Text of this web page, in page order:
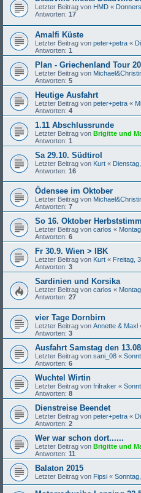
Letzter Beitrag von HMD «
Antworten: 17
Amalfi Küste
Letzter Beitrag von peter+petra «
Antworten: 1
Plan - Griechenland Tour
Letzter Beitrag von
Antworten: 5
Heutige Ausfahrt
Letzter Beitrag von peter+petra «
Antworten: 4
1.11 Abschlussrunde
Letzter Beitrag von Brigitte und
Antworten: 1
Sa 29.10. Südtirol
Letzter Beitrag von Kurt «
Antworten: 16
Ödensee im Oktober
Letzter Beitrag von
Antworten: 7
So 16. Oktober
Letzter Beitrag von carlos «
Antworten: 6
Fr 30.9. Wien > IBK
Letzter Beitrag von Kurt « Freitag,
Antworten: 3
Sardinien und Korsika
Letzter Beitrag von carlos «
Antworten: 27
vier Tage Dornbirn
Letzter Beitrag von Annette & Maxl
Antworten: 3
Ausfahrt Samstag den
Letzter Beitrag von sani_08 «
Antworten: 6
Wuchtel Wirtin
Letzter Beitrag von frifraker «
Antworten: 8
Dienstreise Beendet
Letzter Beitrag von peter+petra «
Antworten: 2
Wer war schon dort......
Letzter Beitrag von Brigitte und
Antworten: 11
Balaton 2015
Letzter Beitrag von Fipsi «